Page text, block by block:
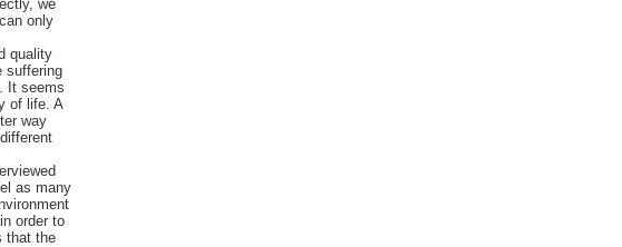
we
only
quality
suffering
It seems
of life. A
way
as many
order to
that the